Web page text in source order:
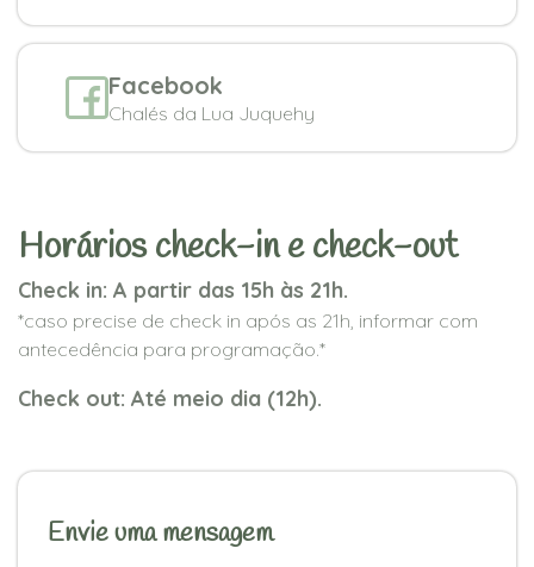
Facebook
Chalés da Lua Juquehy
Horários check-in e check-out
Check in: A partir das 15h às 21h.
*caso precise de check in após as 21h, informar com
antecedência para programação.*
Check out: Até meio dia (12h).
Envie uma mensagem